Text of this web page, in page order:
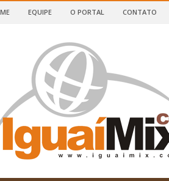
DA BAHIA
EQUIPE O PORTAL CONTATO